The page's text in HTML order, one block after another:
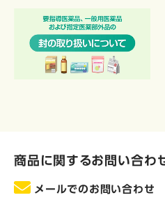
商品に関するお問い合わ
メールでのお問い合わせ